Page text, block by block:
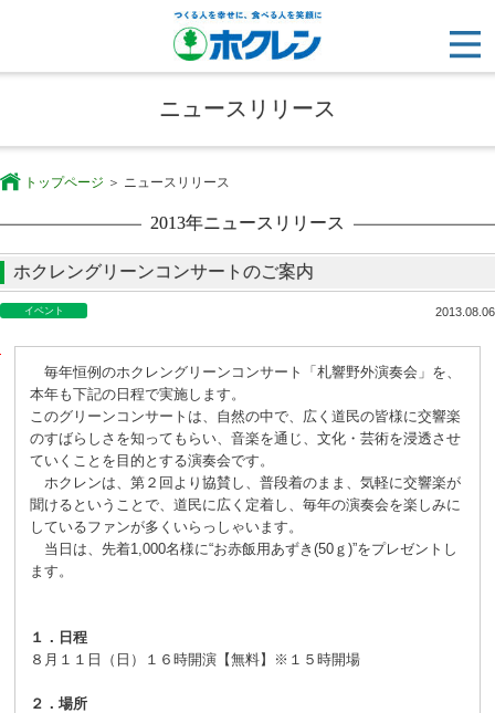
ニュースリリース
トップページ ニュースリリース
2013年ニュースリリース
ホクレングリーンコンサートのご案内
イベント 2013.08.06
毎年恒例のホクレングリーンコンサート「札響野外演奏会」を、
本年も下記の日程で実施します。
このグリーンコンサートは、自然の中で、広く道民の皆様に交響楽
のすばらしさを知ってもらい、音楽を通じ、文化・芸術を浸透させ
ていくことを目的とする演奏会です。
ホクレンは、第２回より協賛し、普段着のまま、気軽に交響楽が
聞けるということで、道民に広く定着し、毎年の演奏会を楽しみに
しているファンが多くいらっしゃいます。
当日は、先着1,000名様に“お赤飯用あずき(50ｇ)”をプレゼントし
ます。
１．日程
８月１１日（日）１６時開演【無料】※１５時開場
２．場所